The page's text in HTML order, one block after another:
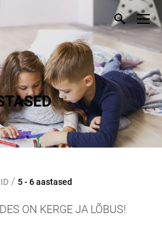
/ 5 - 6 aastased
ON KERGE JA LÕBUS!